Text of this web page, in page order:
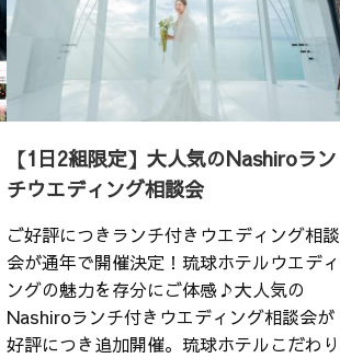
【1日2組限定】大人気のNashiroラン
チウエディング相談会
ご好評につきランチ付きウエディング相談
会が通年で開催決定！琉球ホテルウエディ
ングの魅力を存分にご体感♪大人気の
Nashiroランチ付きウエディング相談会が
好評につき追加開催。琉球ホテルこだわり